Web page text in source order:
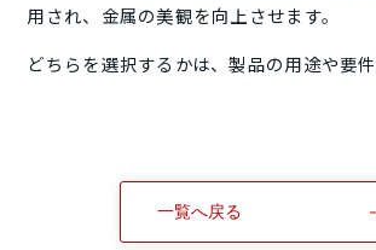
用され、金属の美観を向上させます。
どちらを選択するかは、製品の用途や要件
一覧へ戻る